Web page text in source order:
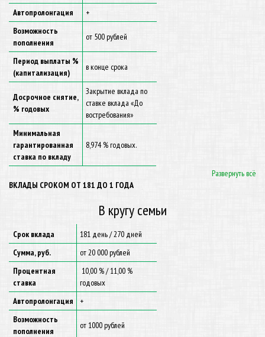
Автопролонгация
+
Возможность
пополнения
от 500 рублей
Период выплаты %
(капитализация)
в конце срока
Досрочное снятие,
% годовых
Закрытие вклада по
ставке вклада «До
востребования»
Минимальная
гарантированная
ставка по вкладу
8,974 % годовых.
Развернуть всё
ВКЛАДЫ СРОКОМ ОТ 181 ДО 1 ГОДА
В кругу семьи
Срок вклада
181 день / 270 дней
Сумма, руб.
от 20 000 рублей
Процентная
ставка
10,00 % / 11,00 %
годовых
Автопролонгация
+
Возможность
пополнения
от 1000 рублей